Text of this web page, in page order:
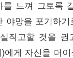
를 느껴 그토록
야망을 포기하기
직고할 것을 권
에게 자신을 더